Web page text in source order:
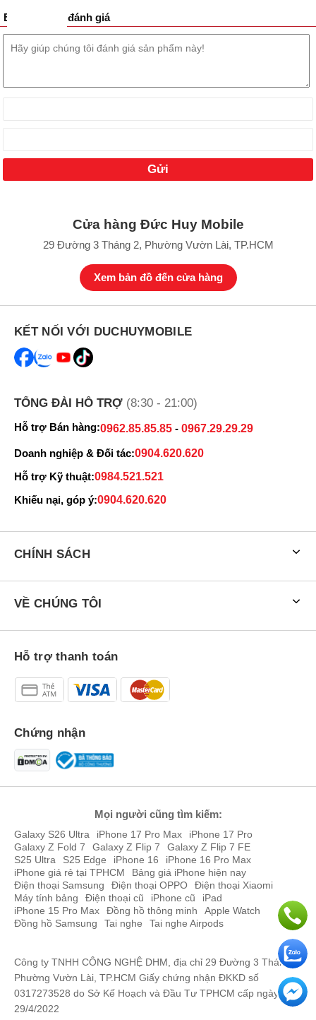
Bình luận và đánh giá
Cửa hàng Đức Huy Mobile
29 Đường 3 Tháng 2, Phường Vườn Lài, TP.HCM
Xem bản đồ đến cửa hàng
KẾT NỐI VỚI DUCHUYMOBILE
TỔNG ĐÀI HỖ TRỢ (8:30 - 21:00)
Hỗ trợ Bán hàng:0962.85.85.85 - 0967.29.29.29
Doanh nghiệp & Đối tác:0904.620.620
Hỗ trợ Kỹ thuật:0984.521.521
Khiếu nại, góp ý:0904.620.620
CHÍNH SÁCH
VỀ CHÚNG TÔI
Hỗ trợ thanh toán
Chứng nhận
Mọi người cũng tìm kiếm:
Galaxy S26 Ultra iPhone 17 Pro Max
iPhone 17 Pro
Galaxy Z Fold 7
Galaxy Z Flip 7
Galaxy Z Flip 7 FE
S25 Ultra
S25 Edge iPhone 16
iPhone 16 Pro Max
iPhone giá rẻ tại TPHCM
Bảng giá iPhone hiện nay
Điện thoại Samsung
Điện thoại OPPO
Điện thoại Xiaomi
Máy tính bảng
Điện thoại cũ iPhone cũ
iPad
iPhone 15 Pro Max
Đồng hồ thông minh
Apple Watch
Đồng hồ Samsung
Tai nghe Tai nghe Airpods
Công ty TNHH CÔNG NGHỆ DHM, địa chỉ 29 Đường 3 Tháng 2,
Phường Vườn Lài, TP.HCM Giấy chứng nhận ĐKKD số
0317273528 do Sở Kế Hoạch và Đầu Tư TPHCM cấp ngày
29/4/2022